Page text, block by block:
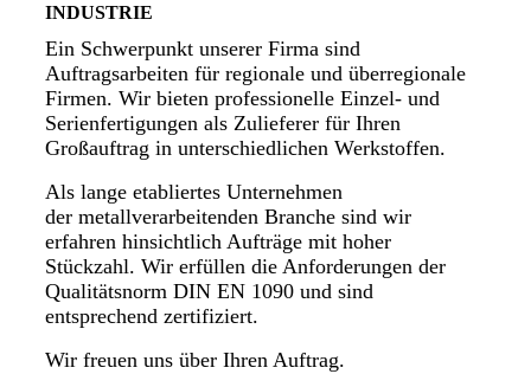
INDUSTRIE
Ein Schwerpunkt unserer Firma sind
Auftragsarbeiten für regionale und überregionale
Firmen. Wir bieten professionelle Einzel- und
Serienfertigungen als Zulieferer für Ihren
Großauftrag in unterschiedlichen Werkstoffen.
Als lange etabliertes Unternehmen
der metallverarbeitenden Branche sind wir
erfahren hinsichtlich Aufträge mit hoher
Stückzahl. Wir erfüllen die Anforderungen der
Qualitätsnorm DIN EN 1090und sind
entsprechend zertifiziert.
Wir freuen uns über Ihren Auftrag.